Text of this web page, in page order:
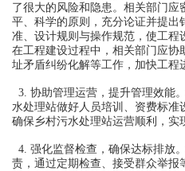
了很大的风险和隐患。相关部门
平、科学的原则，充分论证并提出
准、设计规则与操作规范，使工程
在工程建设过程中，相关部门应协
址矛盾纠纷化解等工作，加快工程
3. 协助管理运营，提升管理效能
水处理站做好人员培训、资费标准
确保乡村污水处理站运营顺利，实
4. 强化监督检查，确保达标排放
责，通过定期检查、接受群众举报